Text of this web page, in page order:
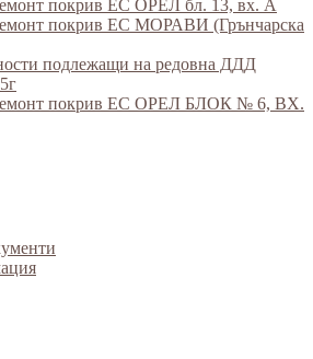
покрив ЕС ОРЕЛ бл. 13, вх. А
покрив ЕС МОРАВИ (Грънчарска
подлежащи на редовна ДДД
ремонт покрив ЕС ОРЕЛ БЛОК № 6, ВХ.